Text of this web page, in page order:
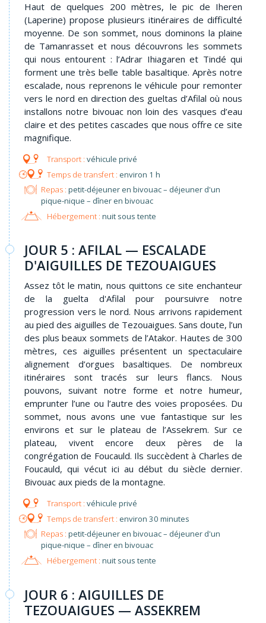
Haut de quelques 200 mètres, le pic de Iheren
(Laperine) propose plusieurs itinéraires de difficulté
moyenne. De son sommet, nous dominons la plaine
de Tamanrasset et nous découvrons les sommets
qui nous entourent : l’Adrar Ihiagaren et Tindé qui
forment une très belle table basaltique. Après notre
escalade, nous reprenons le véhicule pour remonter
vers le nord en direction des gueltas d’Afilal où nous
installons notre bivouac non loin des vasques d’eau
claire et des petites cascades que nous offre ce site
magnifique.
véhicule privé
environ 1 h
Repas : petit-déjeuner en bivouac – déjeuner d'un
pique-nique – dîner en bivouac
Hébergement : nuit sous tente
JOUR 5 : AFILAL — ESCALADE
D'AIGUILLES DE TEZOUAIGUES
Assez tôt le matin, nous quittons ce site enchanteur
de la guelta d'Afilal pour poursuivre notre
progression vers le nord. Nous arrivons rapidement
au pied des aiguilles de Tezouaigues. Sans doute, l’un
des plus beaux sommets de l’Atakor. Hautes de 300
mètres, ces aiguilles présentent un spectaculaire
alignement d’orgues basaltiques. De nombreux
itinéraires sont tracés sur leurs flancs. Nous
pouvons, suivant notre forme et notre humeur,
emprunter l’une ou l’autre des voies proposées. Du
sommet, nous avons une vue fantastique sur les
environs et sur le plateau de l’Assekrem. Sur ce
plateau, vivent encore deux pères de la
congrégation de Foucauld. Ils succèdent à Charles de
Foucauld, qui vécut ici au début du siècle dernier.
Bivouac aux pieds de la montagne.
véhicule privé
environ 30 minutes
Repas : petit-déjeuner en bivouac – déjeuner d'un
pique-nique – dîner en bivouac
Hébergement : nuit sous tente
JOUR 6 : AIGUILLES DE
TEZOUAIGUES — ASSEKREM